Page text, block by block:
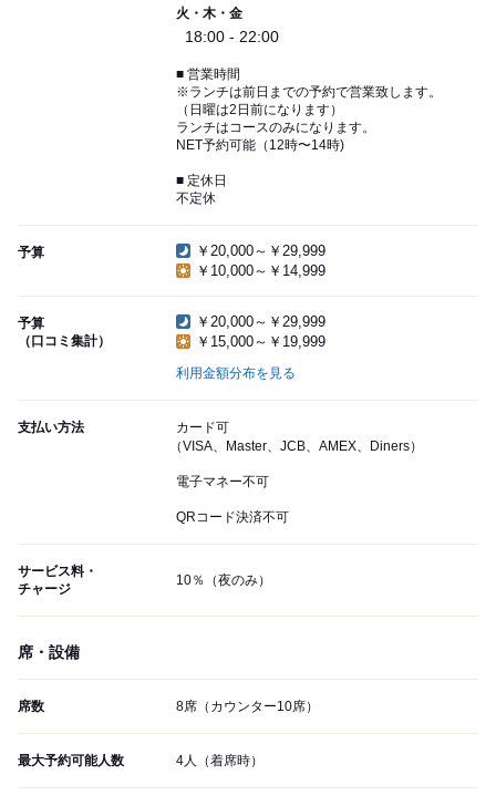
火・木・金
18:00 - 22:00
■ 営業時間
※ランチは前日までの予約で営業致します。
（日曜は2日前になります）
ランチはコースのみになります。
NET予約可能（12時〜14時)
■ 定休日
不定休
予算
￥20,000～￥29,999
￥10,000～￥14,999
予算
（口コミ集計）
￥20,000～￥29,999
￥15,000～￥19,999
利用金額分布を見る
支払い方法
カード可
（VISA、Master、JCB、AMEX、Diners）
電子マネー不可
QRコード決済不可
サービス料・
チャージ
10％（夜のみ）
席・設備
席数 8席（カウンター10席）
最大予約可能人数 4人（着席時）